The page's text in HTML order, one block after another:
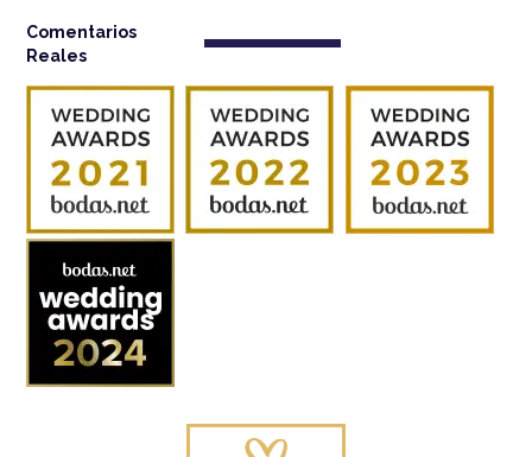
Comentarios
Reales